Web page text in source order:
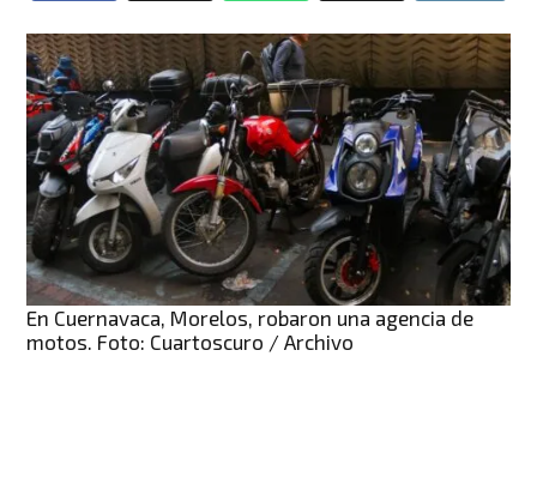
En Cuernavaca, Morelos, robaron una agencia de
motos. Foto: Cuartoscuro / Archivo